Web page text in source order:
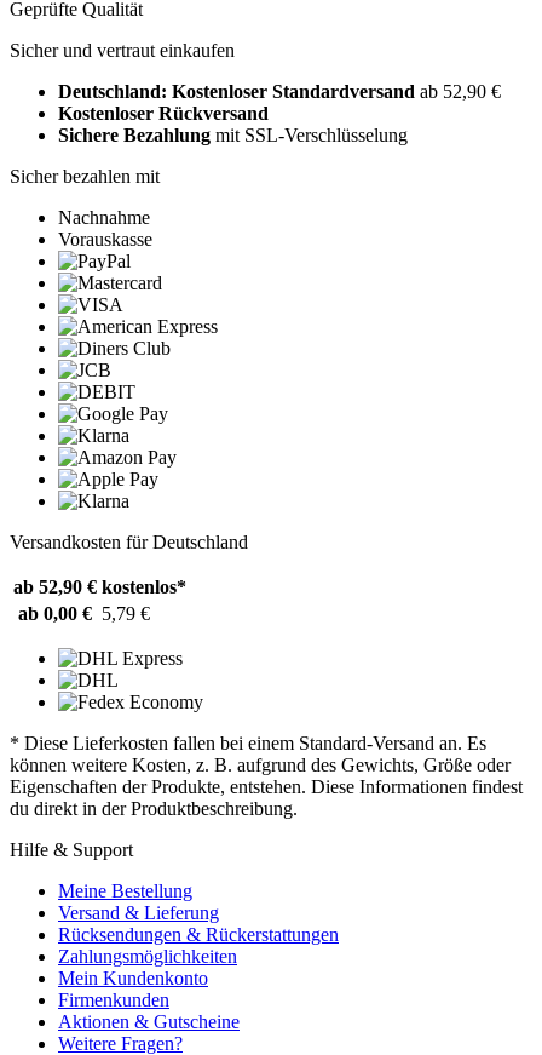
Geprüfte Qualität
Sicher und vertraut einkaufen
Deutschland: Kostenloser Standardversand ab 52,90 €
Kostenloser Rückversand
Sichere Bezahlung mit SSL-Verschlüsselung
Sicher bezahlen mit
Nachnahme
Vorauskasse
Versandkosten für Deutschland
ab 52,90 € kostenlos*
ab 0,00 € 5,79 €
* Diese Lieferkosten fallen bei einem Standard-Versand an. Es
können weitere Kosten, z. B. aufgrund des Gewichts, Größe oder
Eigenschaften der Produkte, entstehen. Diese Informationen findest
du direkt in der Produktbeschreibung.
Hilfe & Support
Meine Bestellung
Versand & Lieferung
Rücksendungen & Rückerstattungen
Zahlungsmöglichkeiten
Mein Kundenkonto
Firmenkunden
Aktionen & Gutscheine
Weitere Fragen?